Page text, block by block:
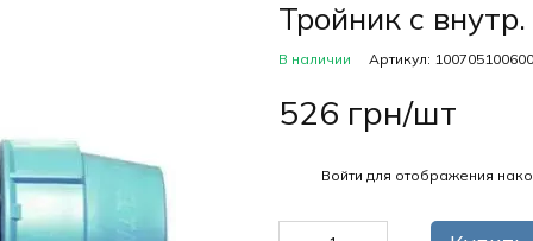
Тройник с
В наличии Артикул:
526 грн/шт
Войти для отображения